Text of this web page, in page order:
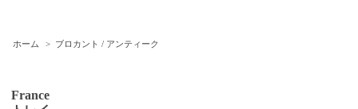
ホーム > ブロカント / アンティーク
France